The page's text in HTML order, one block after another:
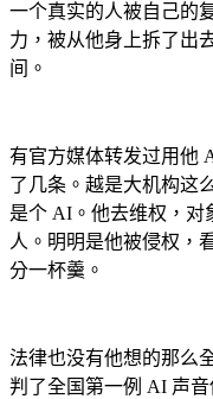
一个真实的人被自己的
力，被从他身上拆了出
间。
有官方媒体转发过用他
了几条。越是大机构这
是个 AI。他去维权，对
人。明明是他被侵权，
分一杯羹。
法律也没有他想的那么
判了全国第一例 AI 声